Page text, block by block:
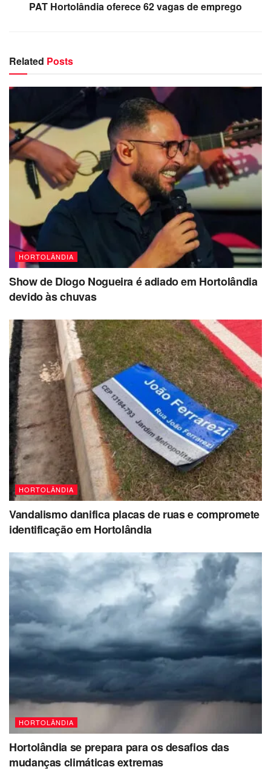
PAT Hortolândia oferece 62 vagas de emprego
Related Posts
HORTOLÂNDIA
Show de Diogo Nogueira é adiado em Hortolândia
devido às chuvas
HORTOLÂNDIA
Vandalismo danifica placas de ruas e compromete
identificação em Hortolândia
HORTOLÂNDIA
Hortolândia se prepara para os desafios das
mudanças climáticas extremas